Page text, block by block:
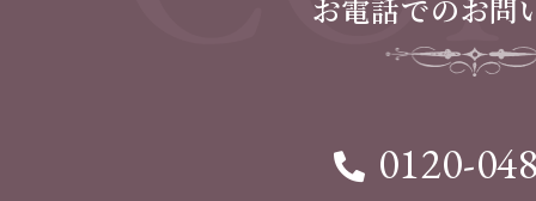
お電話でのお問
0120-